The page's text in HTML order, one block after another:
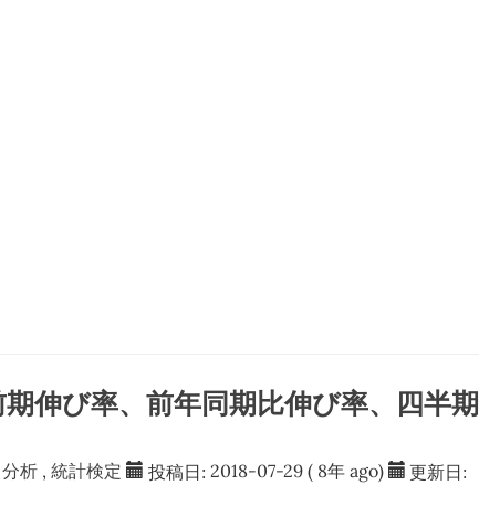
伸び率、前年同期比伸び率、四半期
析 ,統計検定 投稿日: 2018-07-29( 8年 ago) 更新日: